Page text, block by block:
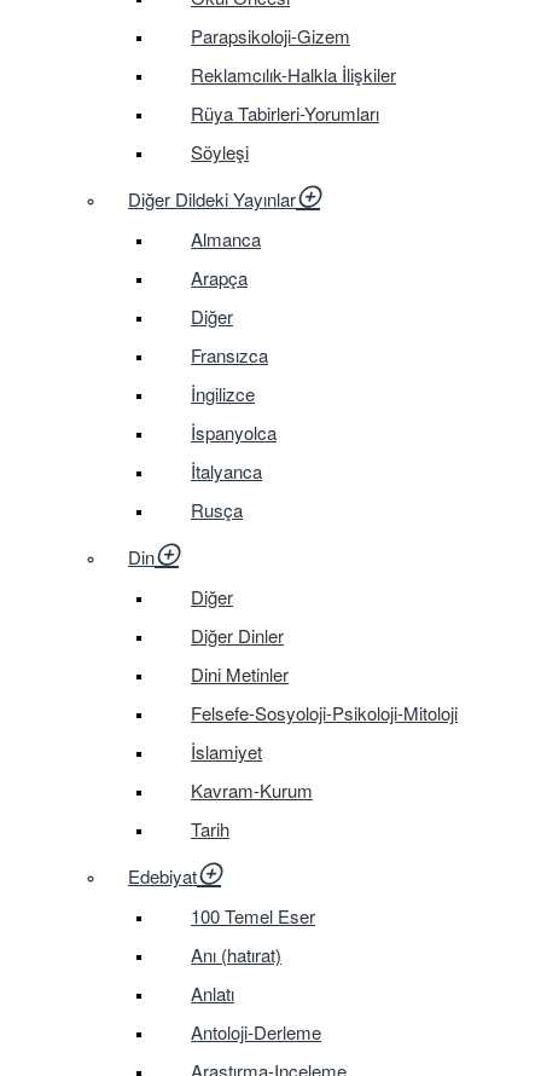
Parapsikoloji-Gizem
Reklamcılık-Halkla İlişkiler
Rüya Tabirleri-Yorumları
Söyleşi
Diğer Dildeki Yayınlar
Almanca
Arapça
Diğer
Fransızca
İngilizce
İspanyolca
İtalyanca
Rusça
Din
Diğer
Diğer Dinler
Dini Metinler
Felsefe-Sosyoloji-Psikoloji-Mitoloji
İslamiyet
Kavram-Kurum
Tarih
Edebiyat
100 Temel Eser
Anı (hatırat)
Anlatı
Antoloji-Derleme
Araştırma-Inceleme